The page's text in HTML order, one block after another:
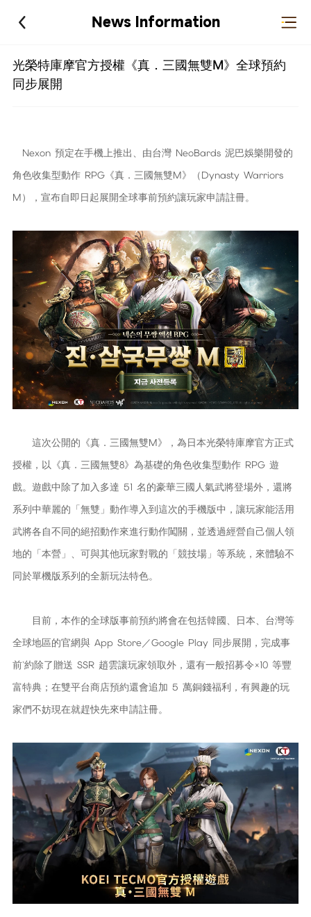
News Information
光榮特庫摩官方授權《真．三國無雙M》全球預約
同步展開
Nexon 預定在手機上推出、由台灣 NeoBards 泥巴娛樂開發的
角色收集型動作 RPG《真．三國無雙M》（Dynasty Warriors
M），宣布自即日起展開全球事前預約讓玩家申請註冊。
這次公開的《真．三國無雙M》，為日本光榮特庫摩官方正式
授權，以《真．三國無雙8》為基礎的角色收集型動作 RPG 遊
戲。遊戲中除了加入多達 51 名的豪華三國人氣武將登場外，還將
系列中華麗的「無雙」動作導入到這次的手機版中，讓玩家能活用
武將各自不同的絕招動作來進行動作闖關，並透過經營自己個人領
地的「本營」、可與其他玩家對戰的「競技場」等系統，來體驗不
同於單機版系列的全新玩法特色。
目前，本作的全球版事前預約將會在包括韓國、日本、台灣等
全球地區的官網與App Store／Google Play 同步展開，完成事
前ˋ約除了贈送 SSR 趙雲讓玩家領取外，還有一般招募令×10 等豐
富特典；在雙平台商店預約還會追加 5 萬銅錢福利，有興趣的玩
家們不妨現在就趕快先來申請註冊。